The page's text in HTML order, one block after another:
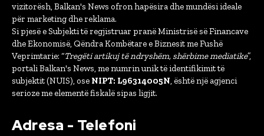
vizitorësh, Balkan's News ofron hapësira dhe mundësi ideale
për marketing dhe reklama.
Si pjesë e Subjekti të regjistruar pranë Ministrisë së Financave
dhe Ekonomisë, Qëndra Kombëtare e Biznesit me Fushë
Veprimtarie: “Tregëti artikuj të ndryshëm, shërbime mediatike”,
portali Balkan's News, me numrin unik të identifikimit të
subjektit (NUIS), ose NIPT: L96314005N, është një agjenci
serioze me elementë fiskalë sipas ligjit.
Adresa - Telefoni